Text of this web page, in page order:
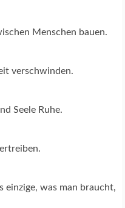
Menschen bauen.
verschwinden.
Seele Ruhe.
einzige, was man braucht,